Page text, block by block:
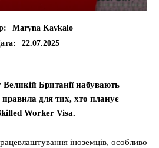
Maryna Kavkalo
22.07.2025
Британії набувають
правила для тих, хто планує
Worker Visa.
іноземців, особливо